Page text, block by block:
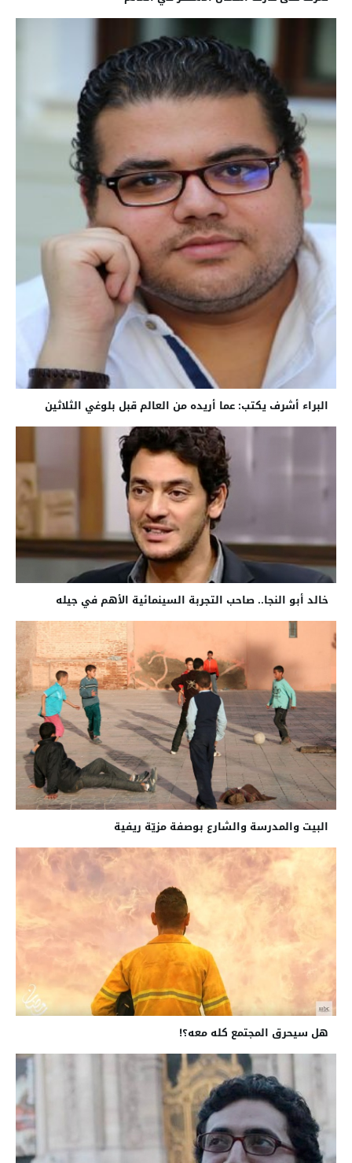
البراء أشرف يكتب: عما أريده من العالم قبل بلوغي الثلاثين
خالد أبو النجا.. صاحب التجربة السينمائية الأهم في جيله
البيت والمدرسة والشارع بوصفة مزيّة ريفية
هل سيحرق المجتمع كله معه؟!